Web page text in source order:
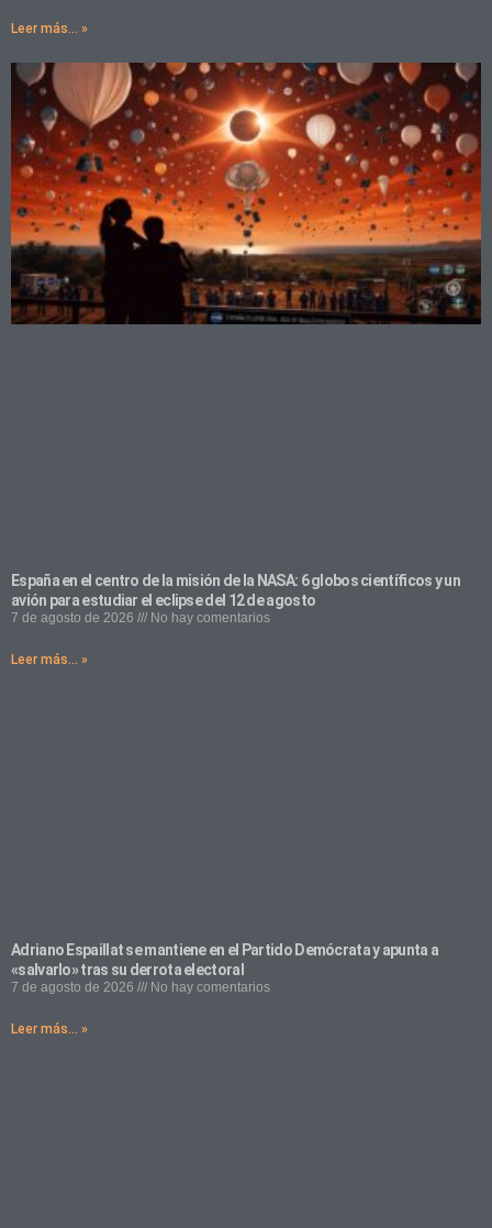
Leer más... »
España en el centro de la misión de la NASA: 6 globos científicos y un
avión para estudiar el eclipse del 12 de agosto
7 de agosto de 2026 No hay comentarios
Leer más... »
Adriano Espaillat se mantiene en el Partido Demócrata y apunta a
«salvarlo» tras su derrota electoral
7 de agosto de 2026 No hay comentarios
Leer más... »